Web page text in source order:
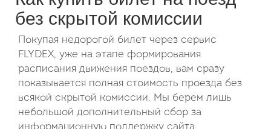
без скрытой комиссии
Покупая недорогой билет через сервис
FLYDEX, уже на этапе формирования
расписания движения поездов, вам сразу
показывается полная стоимость проезда без
всякой скрытой комиссии. Мы берем лишь
небольшой дополнительный сбор за
информационную поддержку сайта.